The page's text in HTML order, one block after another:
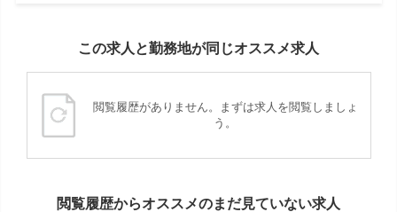
この求人と勤務地が同じオススメ求人
閲覧履歴がありません。まずは求人を閲覧しましょ
う。
閲覧履歴からオススメのまだ見ていない求人